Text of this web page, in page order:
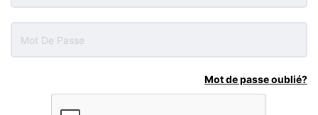
Mot de passe oublié?